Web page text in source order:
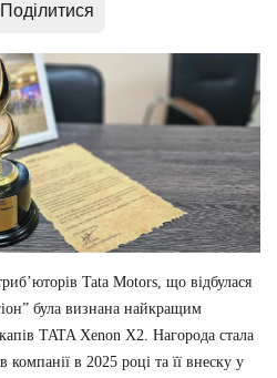
Поділитися
Tata Motors, що відбулася
була визнана найкращим
TATA Xenon Х2. Нагорода стала
компанії в 2025 році та її внеску у